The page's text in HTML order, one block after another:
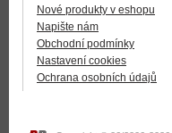
Nové produkty v eshopu
Napište nám
Obchodní podmínky
Nastavení cookies
Ochrana osobních údajů